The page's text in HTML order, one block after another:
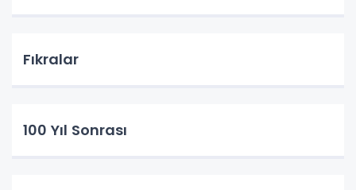
Fıkralar
100 Yıl Sonrası